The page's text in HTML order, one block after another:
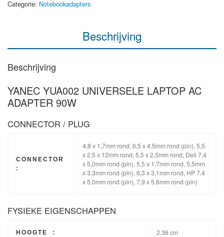
Categorie: Notebookadapters
Beschrijving
Beschrijving
YANEC YUA002 UNIVERSELE LAPTOP AC
ADAPTER 90W
CONNECTOR / PLUG
CONNECTOR
:
4,8 x 1,7mm rond, 6,5 x 4,5mm rond (pin), 5,5
x 2,5 x 12mm rond, 5,5 x 2,5mm rond, Dell 7,4
x 5,0mm rond (pin), 5,5 x 1,7mm rond, 5,5mm
x 3,3mm rond (pin), 6,3 x 3,1mm rond, HP 7,4
x 5,0mm rond (pin), 7,9 x 5,6mm rond (pin)
FYSIEKE EIGENSCHAPPEN
HOOGTE : 2.36 cm